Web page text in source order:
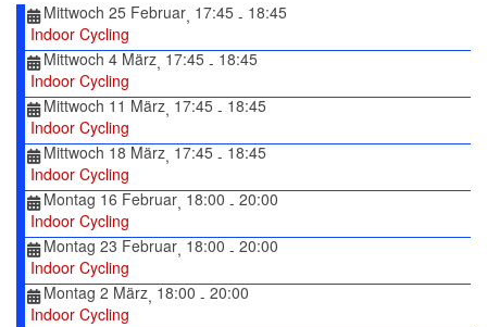
Mittwoch 25 Februar, 17:45 - 18:45
Indoor Cycling
Mittwoch 4 März, 17:45 - 18:45
Indoor Cycling
Mittwoch 11 März, 17:45 - 18:45
Indoor Cycling
Mittwoch 18 März, 17:45 - 18:45
Indoor Cycling
Montag 16 Februar, 18:00 - 20:00
Indoor Cycling
Montag 23 Februar, 18:00 - 20:00
Indoor Cycling
Montag 2 März, 18:00 - 20:00
Indoor Cycling